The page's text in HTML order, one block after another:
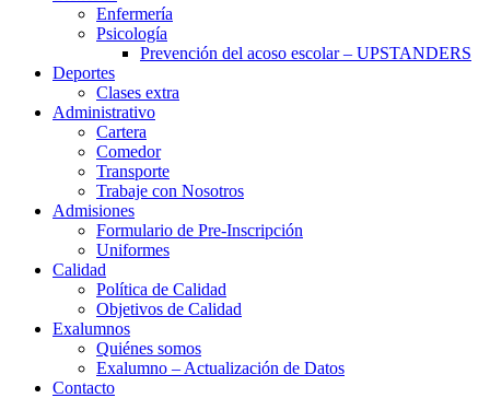
Enfermería
Psicología
Prevención del acoso escolar – UPSTANDERS
Deportes
Clases extra
Administrativo
Cartera
Comedor
Transporte
Trabaje con Nosotros
Admisiones
Formulario de Pre-Inscripción
Uniformes
Calidad
Política de Calidad
Objetivos de Calidad
Exalumnos
Quiénes somos
Exalumno – Actualización de Datos
Contacto